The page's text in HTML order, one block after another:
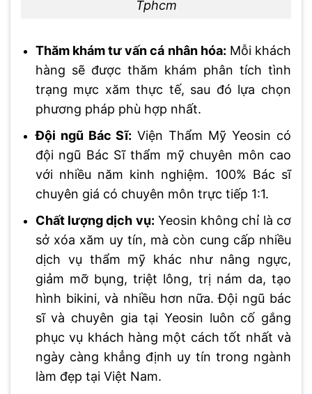
Tphcm
Thăm khám tư vấn cá nhân hóa: Mỗi khách
hàng sẽ được thăm khám phân tích tình
trạng mực xăm thực tế, sau đó lựa chọn
phương pháp phù hợp nhất.
Đội ngũ Bác Sĩ: Viện Thẩm Mỹ Yeosin có
đội ngũ Bác Sĩ thẩm mỹ chuyên môn cao
với nhiều năm kinh nghiệm. 100% Bác sĩ
chuyên giá có chuyên môn trực tiếp 1:1.
Chất lượng dịch vụ: Yeosin không chỉ là cơ
sở xóa xăm uy tín, mà còn cung cấp nhiều
dịch vụ thẩm mỹ khác như nâng ngực,
giảm mỡ bụng, triệt lông, trị nám da, tạo
hình bikini, và nhiều hơn nữa. Đội ngũ bác
sĩ và chuyên gia tại Yeosin luôn cố gắng
phục vụ khách hàng một cách tốt nhất và
ngày càng khẳng định uy tín trong ngành
làm đẹp tại Việt Nam.